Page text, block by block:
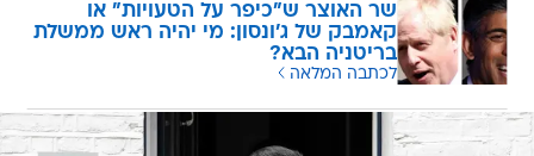
שר האוצר ש"כיפר על הטעויות" או
קאמבק של ג'ונסון: מי יהיה ראש ממשלת
בריטניה הבא?
לכתבה המלאה